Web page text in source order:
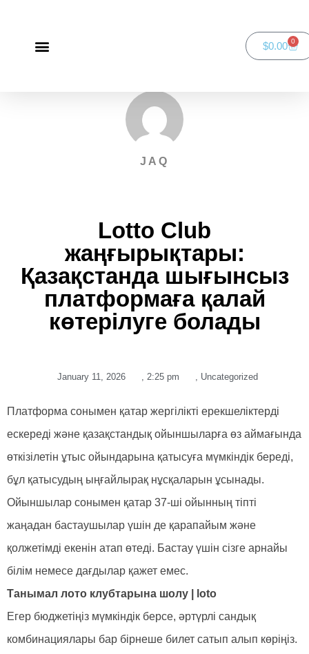
$0.00 0
JAQ
Lotto Club
жаңғырықтары:
Қазақстанда шығынсыз
платформаға қалай
көтерілуге ​​болады
January 11, 2026 , 2:25 pm , Uncategorized
Платформа сонымен қатар жергілікті ерекшеліктерді
ескереді және қазақстандық ойыншыларға өз аймағында
өткізілетін ұтыс ойындарына қатысуға мүмкіндік береді,
бұл қатысудың ыңғайлырақ нұсқаларын ұсынады.
Ойыншылар сонымен қатар 37-ші ойынның тіпті
жаңадан бастаушылар үшін де қарапайым және
қолжетімді екенін атап өтеді. Бастау үшін сізге арнайы
білім немесе дағдылар қажет емес.
Танымал лото клубтарына шолу | loto
Егер бюджетіңіз мүмкіндік берсе, әртүрлі сандық
комбинациялары бар бірнеше билет сатып алып көріңіз.